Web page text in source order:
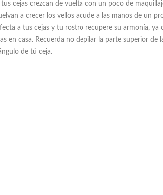
tus cejas crezcan de vuelta con un poco de
a crecer los vellos acude a las manos de un
a tus cejas y tu rostro recupere su armonía, ya
en casa. Recuerda no depilar la parte superior de
de tú ceja.